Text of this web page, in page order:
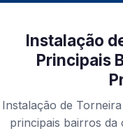
Instalação
Principais
Instalação de
principais bairros da